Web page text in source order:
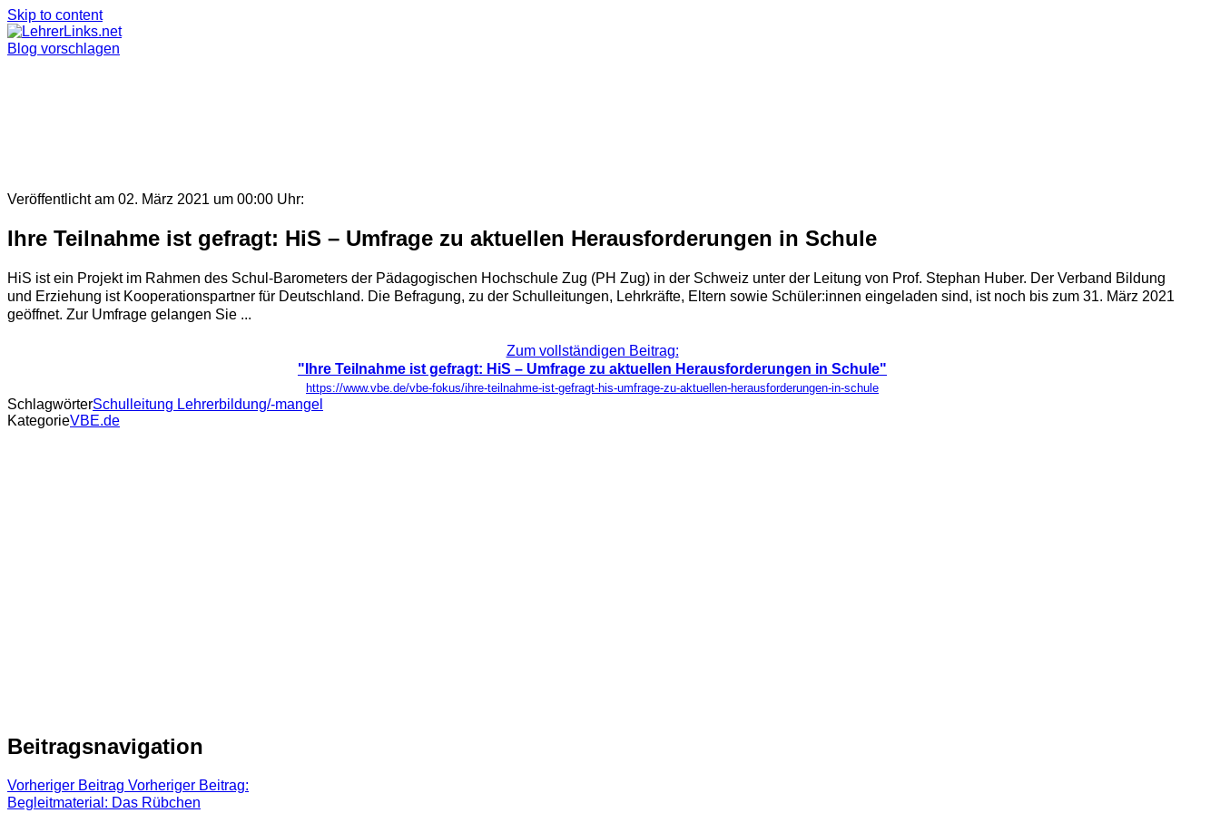
Skip to content
Blog vorschlagen
Veröffentlicht am 02. März 2021 um 00:00 Uhr:
Ihre Teilnahme ist gefragt: HiS – Umfrage zu aktuellen Herausforderungen in Schule
HiS ist ein Projekt im Rahmen des Schul-Barometers der Pädagogischen Hochschule Zug (PH Zug) in der Schweiz unter der Leitung von Prof. Stephan Huber. Der Verband Bildung
und Erziehung ist Kooperationspartner für Deutschland. Die Befragung, zu der Schulleitungen, Lehrkräfte, Eltern sowie Schüler:innen eingeladen sind, ist noch bis zum 31. März 2021
geöffnet. Zur Umfrage gelangen Sie ...
Zum vollständigen Beitrag:
"Ihre Teilnahme ist gefragt: HiS – Umfrage zu aktuellen Herausforderungen in Schule"
https://www.vbe.de/vbe-fokus/ihre-teilnahme-ist-gefragt-his-umfrage-zu-aktuellen-herausforderungen-in-schule
SchlagwörterSchulleitung Lehrerbildung/-mangel
KategorieVBE.de
Beitragsnavigation
Vorheriger Beitrag Vorheriger Beitrag:
Begleitmaterial: Das Rübchen